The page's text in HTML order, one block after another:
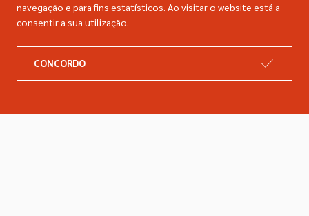
Catálogo
navegação e para fins estatísticos. Ao visitar o website está a
consentir a sua utilização.
CONCORDO